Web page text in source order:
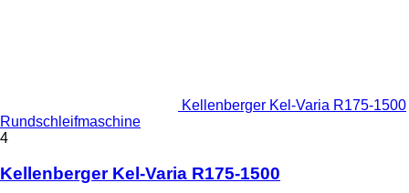
Kellenberger Kel-Varia R175-1500
Rundschleifmaschine
4
Kellenberger Kel-Varia R175-1500